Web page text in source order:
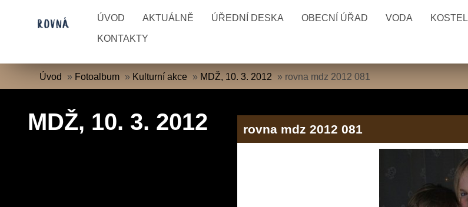
ÚVOD AKTUÁLNĚ ÚŘEDNÍ DESKA OBECNÍ ÚŘAD VODA KOSTEL
KONTAKTY
Úvod » Fotoalbum » Kulturní akce » MDŽ, 10. 3. 2012 » rovna mdz 2012 081
MDŽ, 10. 3. 2012 rovna mdz 2012 081